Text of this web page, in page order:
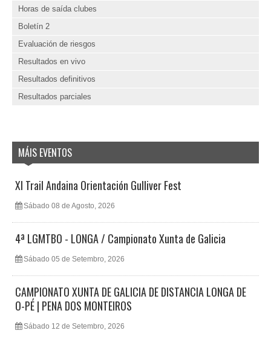
Horas de saída clubes
Boletín 2
Evaluación de riesgos
Resultados en vivo
Resultados definitivos
Resultados parciales
MÁIS EVENTOS
XI Trail Andaina Orientación Gulliver Fest
Sábado 08 de Agosto, 2026
4ª LGMTBO - LONGA / Campionato Xunta de Galicia
Sábado 05 de Setembro, 2026
CAMPIONATO XUNTA DE GALICIA DE DISTANCIA LONGA DE
O-PÉ | PENA DOS MONTEIROS
Sábado 12 de Setembro, 2026